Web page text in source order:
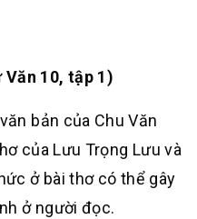
Văn 10, tập 1)
bản của Chu Văn
của Lưu Trọng Lưu và
ở bài thơ có thể gây
ở người đọc.